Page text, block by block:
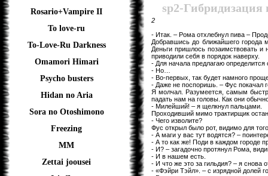
Rosario+Vampire II
To love-ru
To-Love-Ru Darkness
Omamori Himari
Psycho busters
Hidan no Aria
Sora no Otoshimono
Freezing
ММ
Zettai joousei
sp2-
2
- Итак. – Рома отхлебнул пива –
Добравшись до ближайшего города
Деньги пришлось позаимствовать
приводили себя в порядок наверху.
- Для начала предлагаю
- Но…
- Во-первых, так будет намного
- Даже не поспоришь. – Фус покачал
Я молчал. Разумеется, самым
падать нам на головы. Как они
- Милейший! – я щелкнул пальцами.
Проходивший мимо трактирщик
- Чего изволите?
Фус открыл было рот, видимо для
- А маги у вас тут водятся? –
- А то как же! Поди в каждом городе
- И? – загадочно протянул Рома,
- И в нашем есть.
- И что же это за гильдия? – я снова
- «Фэйри Тэйл». – с изрядной долей